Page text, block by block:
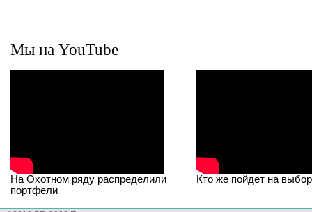
Мы на YouTube
На Охотном ряду распределили
портфели
Кто же пойдет на